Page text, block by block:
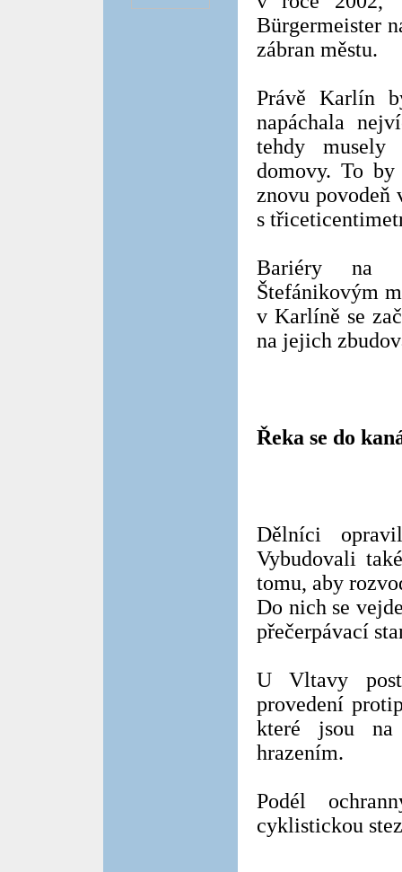
Bürgermeister
zábran městu.
Právě Karlín
napáchala
tehdy musely
domovy. To
znovu povodeň
s
Bariéry na
Štefánikovým
v Karlíně se
na jejich
Řeka se do
Dělníci
Vybudovali
tomu, aby
Do nich se
přečerpávací
U Vltavy
provedení
které jsou na
hrazením.
Podél
cyklistickou